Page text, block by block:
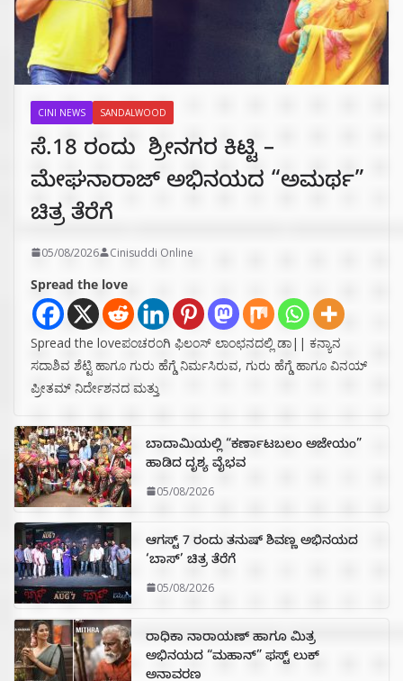
CINI NEWS SANDALWOOD
ಸೆ.18 ರಂದು ಶ್ರೀನಗರ ಕಿಟ್ಟಿ –
ಮೇಘನಾರಾಜ್ ಅಭಿನಯದ “ಅಮರ್ಥ”
ಚಿತ್ರ ತೆರೆಗೆ
05/08/2026 Cinisuddi Online
Spread the love
Spread the loveಪಂಚರಂಗಿ ಫಿಲಂಸ್ ಲಾಂಛನದಲ್ಲಿ ಡಾ|| ಕನ್ಯಾನ
ಸದಾಶಿವ ಶೆಟ್ಟಿ ಹಾಗೂ ಗುರು ಹೆಗ್ಡೆ ನಿರ್ಮಸಿರುವ, ಗುರು ಹೆಗ್ಡೆ ಹಾಗೂ ವಿನಯ್
ಪ್ರೀತಮ್ ನಿರ್ದೇಶನದ ಮತ್ತು
ಬಾದಾಮಿಯಲ್ಲಿ “ಕರ್ಣಾಟಬಲಂ ಅಜೇಯಂ”
ಹಾಡಿದ ದೃಶ್ಯ ವೈಭವ
05/08/2026
ಆಗಸ್ಟ್ 7 ರಂದು ತನುಷ್ ಶಿವಣ್ಣ ಅಭಿನಯದ
‘ಬಾಸ್’ ಚಿತ್ರ ತೆರೆಗೆ
05/08/2026
ರಾಧಿಕಾ ನಾರಾಯಣ್ ಹಾಗೂ ಮಿತ್ರ
ಅಭಿನಯದ “ಮಹಾನ್” ಫಸ್ಟ್ ಲುಕ್
ಅನಾವರಣ